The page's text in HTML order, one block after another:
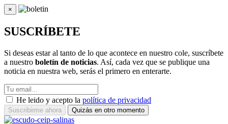
×
Cerrar
SUSCRÍBETE
Si deseas estar al tanto de lo que acontece en nuestro cole, suscríbete
a nuestro boletín de noticias. Así, cada vez que se publique una
noticia en nuestra web, serás el primero en enterarte.
He leido y acepto la política de privacidad
Suscribirme ahora Quizás en otro momento